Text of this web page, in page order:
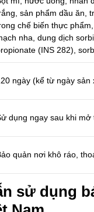
sản phẩm dầu ăn,
chế biến thực
nha, dung dịch
(INS 282),
ngày (kể từ ngày sản
dụng ngay sau khi mở
quản nơi khô ráo,
sử dụng